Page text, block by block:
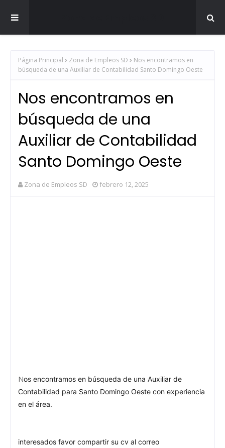
Página Principal Zona de Empleos SD
Nos encontramos en
búsqueda de una Auxiliar de Contabilidad Santo Domingo Oeste
Nos encontramos en
búsqueda de una
Auxiliar de Contabilidad
Santo Domingo Oeste
Zona de Empleos SD febrero 12, 2025
Nos encontramos en búsqueda de una Auxiliar de
Contabilidad para Santo Domingo Oeste con experiencia
en el área.
interesados favor compartir su cv al correo